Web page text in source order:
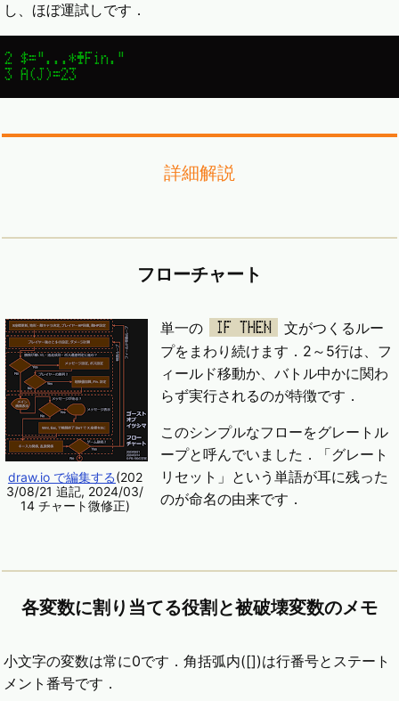
し、ほぼ運試しです．
2 $="...*♣Fin."
3 A(J)=23
詳細解説
フローチャート
draw.io で編集する(202
3/08/21 追記, 2024/03/
14 チャート微修正)
単一の IF THEN
文がつくるルー
プをまわり続けます．2～5行は、フ
ィールド移動か、バトル中かに関わ
らず実行されるのが特徴です．
このシンプルなフローをグレートル
ープと呼んでいました．「グレート
リセット」という単語が耳に残った
のが命名の由来です．
各変数に割り当てる役割と被破壊変数のメモ
小文字の変数は常に0です．角括弧内([])は行番号とステート
メント番号です．